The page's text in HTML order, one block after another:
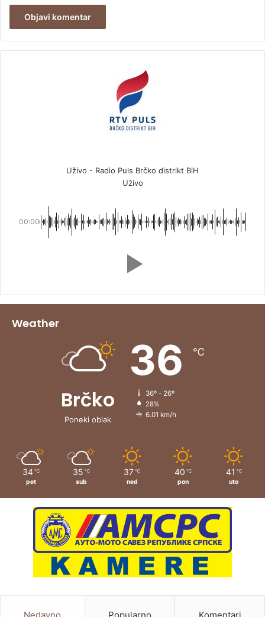
Uživo - Radio Puls Brčko distrikt BiH
Uživo
00:00
Weather
Brčko
Poneki oblak
36 ℃
36º - 26º
28%
6.01 km/h
34 ℃
pet
35 ℃
sub
37 ℃
ned
40 ℃
pon
41 ℃
uto